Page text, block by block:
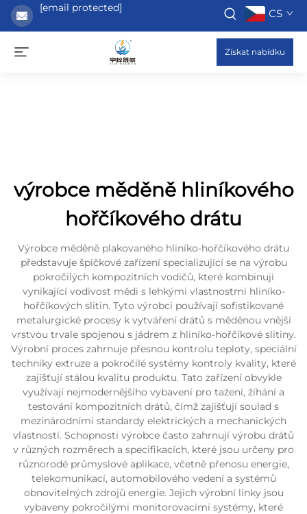
[email protected] CS
Získat nabídku
výrobce měděně hliníkového
hořčíkového drátu
Výrobce měděně plakovaného hliníko-hořčíkového drátu
představuje špičkové zařízení specializující se na výrobu
pokročilých kompozitních vodičů, které kombinují
vynikající vodivost mědi s lehkými vlastnostmi hliníko-
hořčíkových slitin. Tyto výrobci používají sofistikované
metalurgické procesy k vytváření drátů s měděnou vnější
vrstvou trvale spojenou s jádrem z hliníko-hořčíkové slitiny.
Výrobní proces zahrnuje přesnou kontrolu teploty, speciální
techniky extruze a pokročilé systémy kontroly kvality, které
zajišťují stálou kvalitu produktu. Tato zařízení obvykle
využívají nejmodernějšího vybavení pro tažení, žíhání a
testování kompozitních drátů, čímž zajišťují soulad s
mezinárodními standardy elektrických a mechanických
vlastností. Schopnosti výrobce často zahrnují výrobu drátů
v různých rozměrech a specifikacích, které jsou určeny pro
různorodé průmyslové aplikace, včetně přenosu energie,
telekomunikací, automobilového vedení a systémů
obnovitelných zdrojů energie. Jejich výrobní linky jsou
vybaveny pokročilými monitorovacími systémy, které